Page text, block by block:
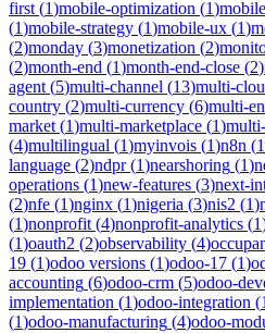
first (1)mobile-optimization (1)
(1)mobile-strategy (1)mobile-ux (1)
(2)monday (3)monetization (2)
(2)month-end (1)month-end-close (2)
agent (5)multi-channel (13)multi-
country (2)multi-currency (6)multi-
market (1)multi-marketplace (1)
(4)multilingual (1)myinvois (1)n8n (1
language (2)ndpr(1)nearshoring (1)
operations (1)new-features (3)next-
(2)nfe (1)nginx (1)nigeria (3)nis2 (1)
(1)nonprofit (4)nonprofit-analytics (1
(1)oauth2 (2)observability (4)
19 (1)odoo versions (1)odoo-17 (1)
accounting (6)odoo-crm (5)odoo-
implementation (1)odoo-integration (1
(1)odoo-manufacturing (4)odoo-